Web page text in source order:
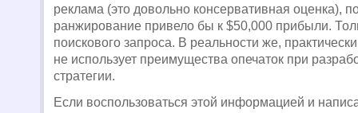
реклама (это довольно консервативная оценка),
ранжирование привело бы к $50,000 прибыли.
поискового запроса. В реальности же,
не использует преимущества опечаток при
стратегии.
Если воспользоваться этой информацией и